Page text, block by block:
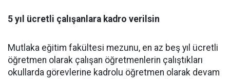
5 yıl ücretli çalışanlara kadro verilsin
Mutlaka eğitim fakültesi mezunu, en az beş yıl ücretli
öğretmen olarak çalışan öğretmenlerin çalıştıkları
okullarda görevlerine kadrolu öğretmen olarak devam